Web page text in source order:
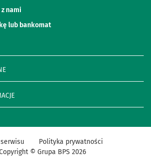
nami
lub bankomat
Polityka prywatności
© Grupa BPS 2026